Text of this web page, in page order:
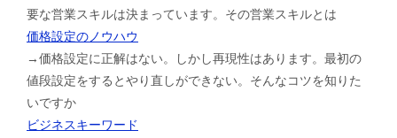
要な営業スキルは決まっています。その営業スキルとは
価格設定のノウハウ
→価格設定に正解はない。しかし再現性はあります。最初の
値段設定をするとやり直しができない。そんなコツを知りた
いですか
ビジネスキーワード